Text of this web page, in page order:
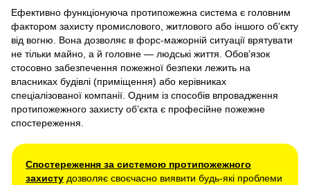
Ефективно функціонуюча протипожежна система є головним
фактором захисту промислового, житлового або іншого об’єкту
від вогню. Вона дозволяє в форс-мажорній ситуації врятувати
не тільки майно, а й головне — людські життя. Обов’язок
стосовно забезпечення пожежної безпеки лежить на
власниках будівлі (приміщення) або керівниках
спеціалізованої компанії. Одним із способів впровадження
протипожежного захисту об’єкта є професійне пожежне
спостереження.
Спостереження за системою протипожежного
захисту дозволяє своєчасно виявити будь-які проблеми